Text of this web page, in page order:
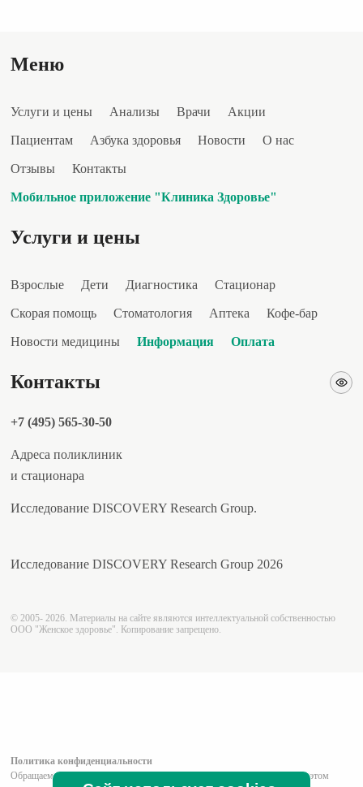
Меню
Услуги и цены Анализы Врачи Акции
Пациентам Азбука здоровья Новости О нас
Отзывы Контакты
Мобильное приложение "Клиника Здоровье"
Услуги и цены
Взрослые Дети Диагностика Стационар
Скорая помощь Стоматология Аптека Кофе-бар
Новости медицины Информация Оплата
Контакты
+7 (495) 565-30-50
Адреса поликлиник
и стационара
Исследование DISCOVERY Research Group.
Исследование DISCOVERY Research Group 2026
© 2005- 2026. Материалы на сайте являются интеллектуальной собственностью
ООО "Женское здоровье". Копирование запрещено.
Политика конфиденциальности
Обращаем ваше внимание на то, что вся информация (включая цены) на этом